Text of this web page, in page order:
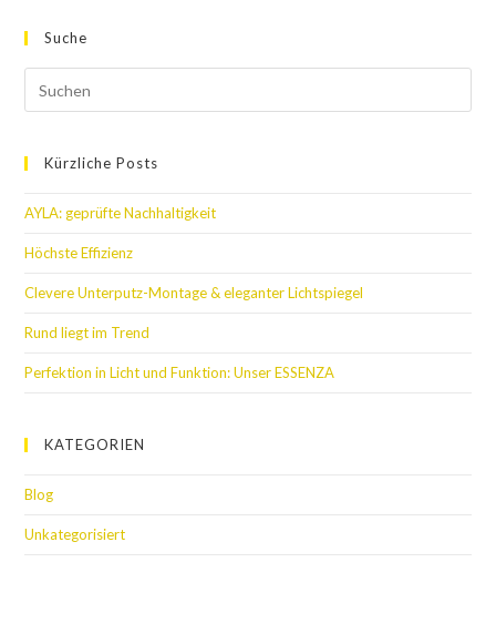
Suche
Kürzliche Posts
AYLA: geprüfte Nachhaltigkeit
Höchste Effizienz
Clevere Unterputz-Montage & eleganter Lichtspiegel
Rund liegt im Trend
Perfektion in Licht und Funktion: Unser ESSENZA
KATEGORIEN
Blog
Unkategorisiert